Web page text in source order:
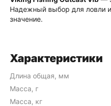
Надежный выбор для ловли
значение.
Характеристики
Длина общая, мм
Масса, г
Масса, кг